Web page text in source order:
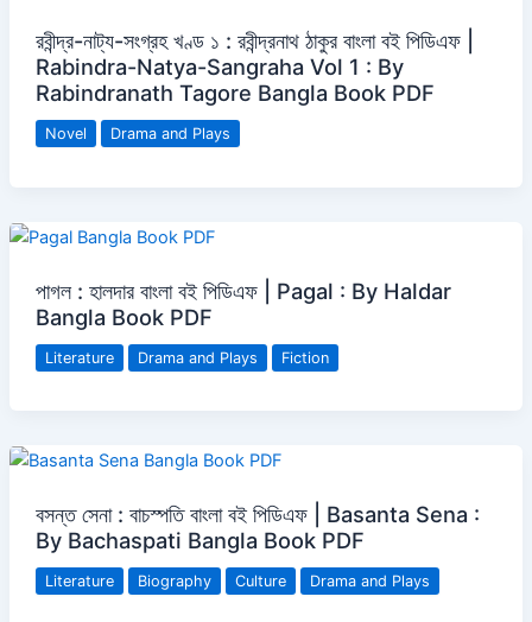
রবীন্দ্র-নাট্য-সংগ্রহ খণ্ড ১ : রবীন্দ্রনাথ ঠাকুর বাংলা বই পিডিএফ |
Rabindra-Natya-Sangraha Vol 1 : By
Rabindranath Tagore Bangla Book PDF
Novel Drama and Plays
পাগল : হালদার বাংলা বই পিডিএফ | Pagal : By Haldar
Bangla Book PDF
Literature Drama and Plays Fiction
বসন্ত সেনা : বাচস্পতি বাংলা বই পিডিএফ | Basanta Sena :
By Bachaspati Bangla Book PDF
Literature Biography Culture Drama and Plays